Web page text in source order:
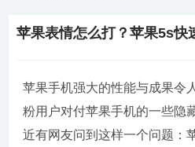
苹果表情怎么打？苹果5s快
苹果手机强大的性能与成果令
粉用户对付苹果手机的一些隐
近有网友问到这样一个问题：